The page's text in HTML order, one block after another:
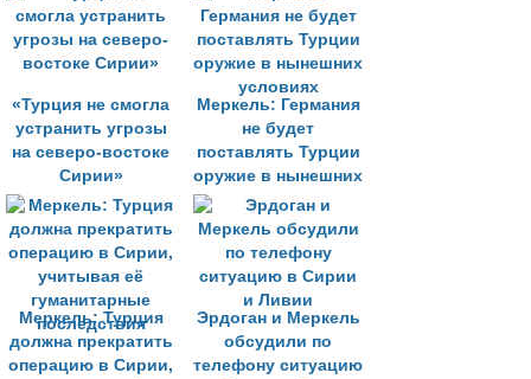
стратегию»
беженцев назад в
Сирию»
«Турция не смогла
устранить угрозы
на северо-востоке
Сирии»
Меркель: Германия
не будет
поставлять Турции
оружие в нынешних
условиях
Меркель: Турция
должна прекратить
операцию в Сирии,
Эрдоган и Меркель
обсудили по
телефону ситуацию